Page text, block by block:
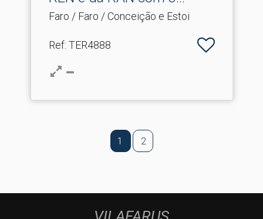
Faro / Faro / Conceição e Estoi
Ref: TER4888
1 2